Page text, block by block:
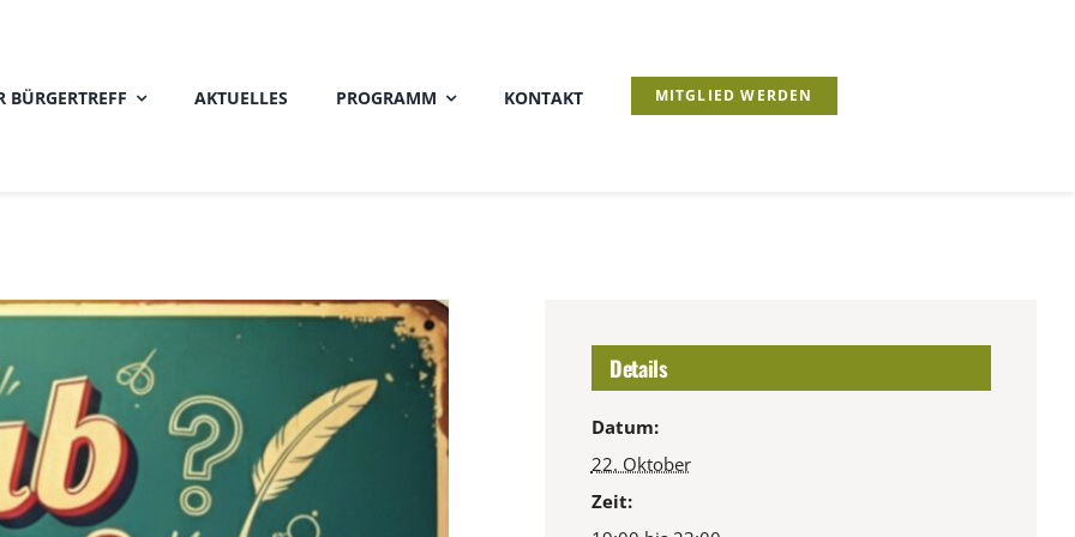
BÜRGERTREFF AKTUELLES PROGRAMM KONTAKT MITGLIED WERDEN
Details
Datum:
22. Oktober
Zeit: